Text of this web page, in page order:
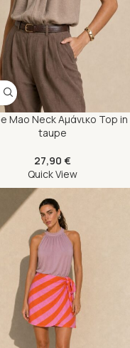
Mao Neck Αμάνικο Top in
taupe
27,90 €
Quick View